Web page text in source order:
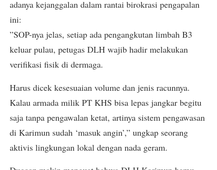
adanya kejanggalan dalam rantai birokrasi pengapalan
ini:
​”SOP-nya jelas, setiap ada pengangkutan limbah B3
keluar pulau, petugas DLH wajib hadir melakukan
verifikasi fisik di dermaga.
Harus dicek kesesuaian volume dan jenis racunnya.
Kalau armada milik PT KHS bisa lepas jangkar begitu
saja tanpa pengawalan ketat, artinya sistem pengawasan
di Karimun sudah ‘masuk angin’,” ungkap seorang
aktivis lingkungan lokal dengan nada geram.